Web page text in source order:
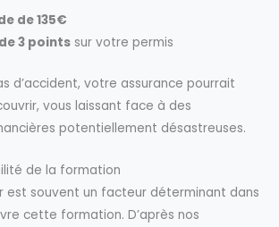
de 135€
3 points sur votre permis
d’accident, votre assurance pourrait
vous laissant face à des
potentiellement désastreuses.
de la formation
est souvent un facteur déterminant dans
cette formation. D’après nos